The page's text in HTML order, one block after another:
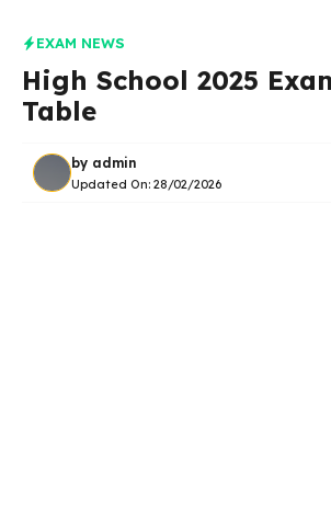
EXAM NEWS
High School 2025
Table
by admin
Updated On: 28/02/2026